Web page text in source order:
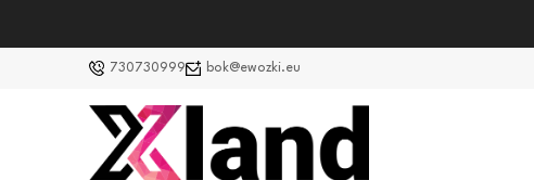
730730999 bok@ewozki.eu